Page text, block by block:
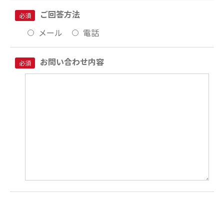
必須
ご回答方法
メール
電話
必須 お問い合わせ内容